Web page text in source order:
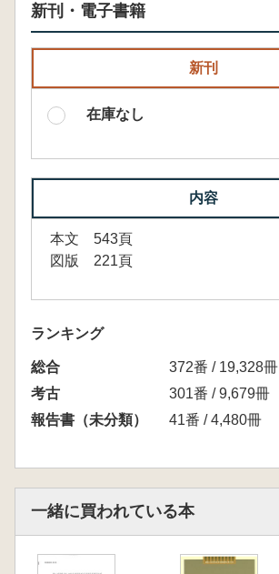
新刊・電子書籍
新刊
在庫なし
内容
本文 543頁
図版 221頁
ランキング
総合
372番 / 19,328冊
考古
301番 / 9,679冊
報告書（未分類）
41番 / 4,480冊
一緒に買われている本